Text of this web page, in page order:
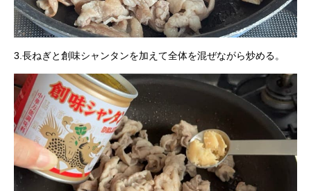
3.長ねぎと創味シャンタンを加えて全体を混ぜながら炒める。